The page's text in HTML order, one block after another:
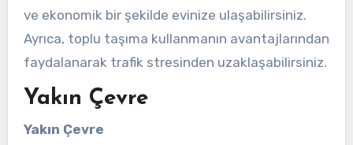
ve ekonomik bir şekilde evinize ulaşabilirsiniz.
Ayrıca, toplu taşıma kullanmanın avantajlarından
faydalanarak trafik stresinden uzaklaşabilirsiniz.
Yakın Çevre
Yakın Çevre